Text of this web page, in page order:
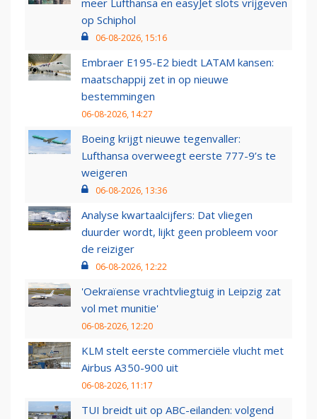
meer Lufthansa en easyJet slots vrijgeven
op Schiphol
06-08-2026, 15:16
Embraer E195-E2 biedt LATAM kansen:
maatschappij zet in op nieuwe
bestemmingen
06-08-2026, 14:27
Boeing krijgt nieuwe tegenvaller:
Lufthansa overweegt eerste 777-9’s te
weigeren
06-08-2026, 13:36
Analyse kwartaalcijfers: Dat vliegen
duurder wordt, lijkt geen probleem voor
de reiziger
06-08-2026, 12:22
'Oekraïense vrachtvliegtuig in Leipzig zat
vol met munitie'
06-08-2026, 12:20
KLM stelt eerste commerciële vlucht met
Airbus A350-900 uit
06-08-2026, 11:17
TUI breidt uit op ABC-eilanden: volgend